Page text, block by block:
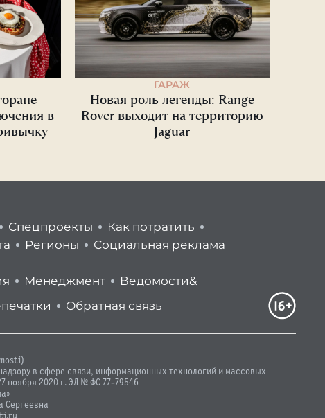
в
ГАРАЖ
Новая роль легенды: Range
Rover выходит на территорию
Jaguar
Спецпроекты
Как потратить
Регионы
Социальная реклама
Менеджмент
Ведомости&
Обратная связь
в сфере связи, информационных технологий и массовых
ноября 2020 г. ЭЛ № ФС 77-79546
Сергеевна